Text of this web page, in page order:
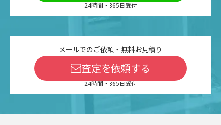
24時間・365日受付
メールでのご依頼・無料お見積り
査定を依頼する
24時間・365日受付